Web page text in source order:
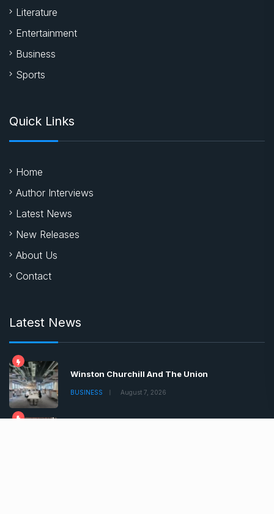
Literature
Entertainment
Business
Sports
Quick Links
Home
Author Interviews
Latest News
New Releases
About Us
Contact
Latest News
Winston Churchill And The Union
BUSINESS August 7, 2026